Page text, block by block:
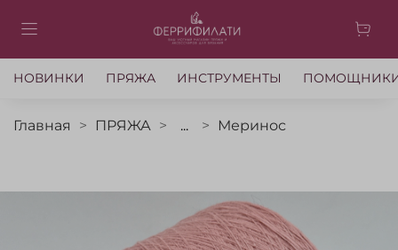
НОВИНКИ ПРЯЖА ИНСТРУМЕНТЫ
Главная ПРЯЖА ... Меринос